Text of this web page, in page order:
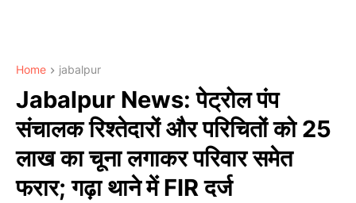
Home jabalpur
Jabalpur News: पेट्रोल पंप
संचालक रिश्तेदारों और परिचितों को 25
लाख का चूना लगाकर परिवार समेत
फरार; गढ़ा थाने में FIR दर्ज